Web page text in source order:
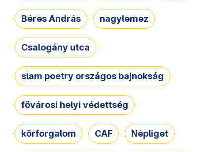
Béres András nagylemez
Csalogány utca
slam poetry országos bajnokság
fővárosi helyi védettség
körforgalom CAF Népliget